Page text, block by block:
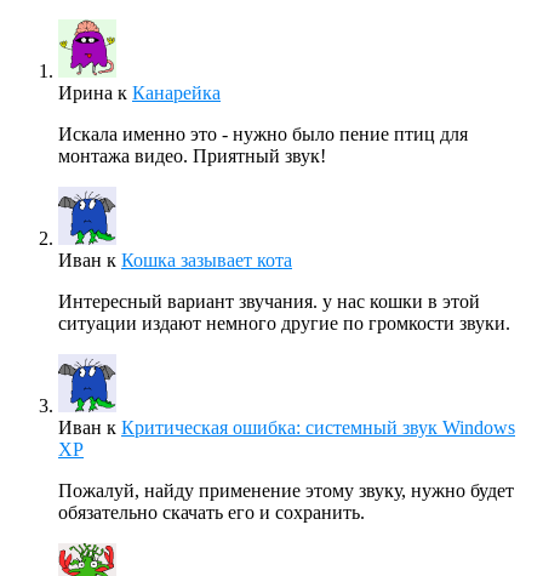
Ирина к Канарейка
Искала именно это - нужно было пение птиц для
монтажа видео. Приятный звук!
Иван к Кошка зазывает кота
Интересный вариант звучания. у нас кошки в этой
ситуации издают немного другие по громкости звуки.
Иван к Критическая ошибка: системный звук Windows
XP
Пожалуй, найду применение этому звуку, нужно будет
обязательно скачать его и сохранить.